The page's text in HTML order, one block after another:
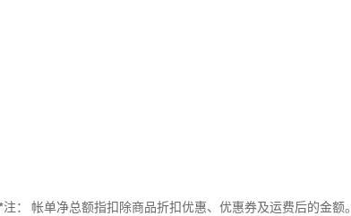
： 帐单净总额指扣除商品折扣优惠、优惠券及运费后的金额。